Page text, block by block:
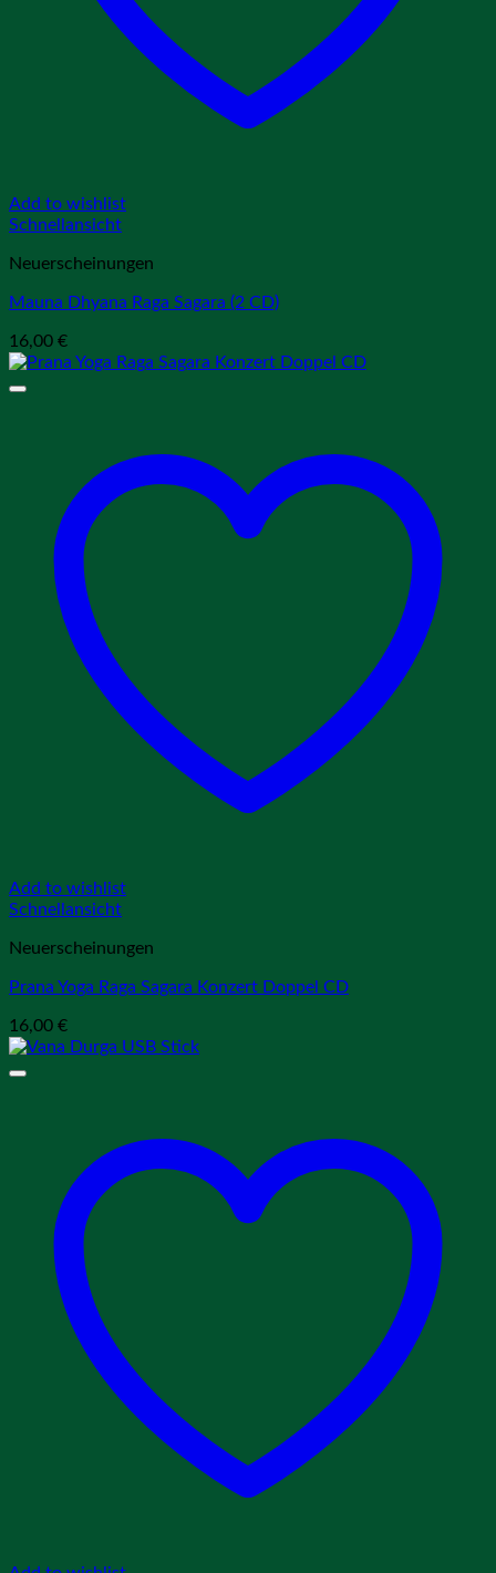
Add to wishlist
Schnellansicht
Neuerscheinungen
Mauna Dhyana Raga Sagara (2 CD)
16,00 €
Add to wishlist
Schnellansicht
Neuerscheinungen
Prana Yoga Raga Sagara Konzert Doppel CD
16,00 €